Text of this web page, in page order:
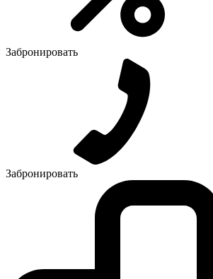
Забронировать
Забронировать